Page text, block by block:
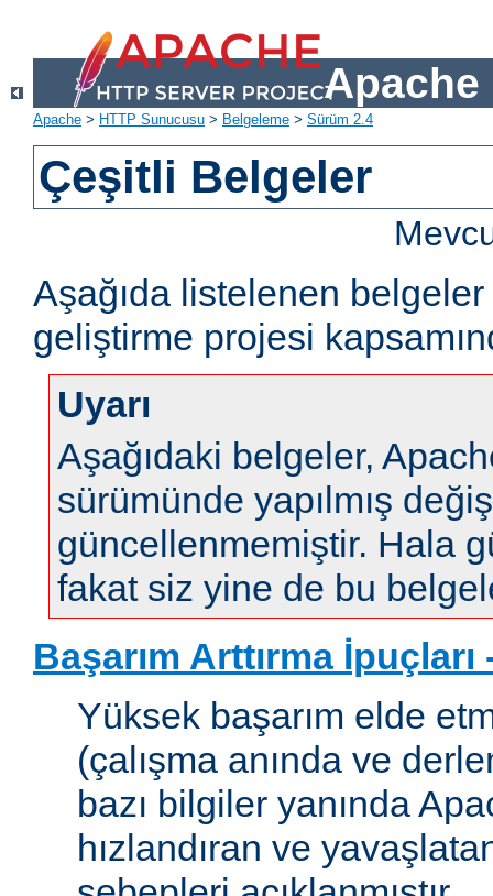
Apache
Apache > HTTP Sunucusu > Belgeleme > Sürüm 2.4
Çeşitli Belgeler
Aşağıda listelenen
geliştirme projesi
Uyarı
Aşağıdaki belgeler,
sürümünde yapılmış
güncellenmemiştir. Hala
fakat siz yine de bu
Başarım Arttırma
Yüksek başarım elde
(çalışma anında ve
bazı bilgiler yanında
hızlandıran ve